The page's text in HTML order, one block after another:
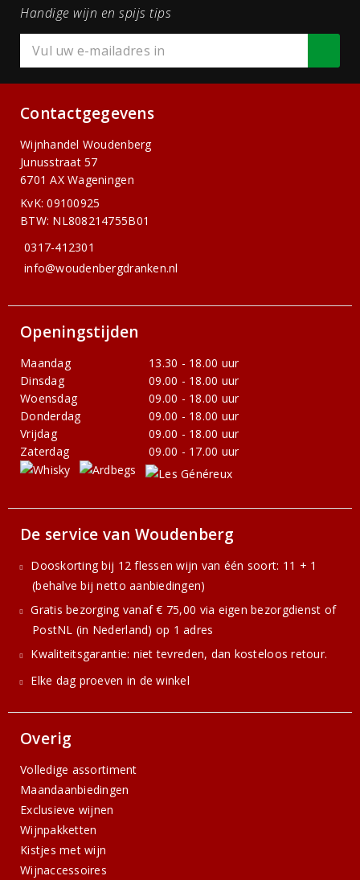
Handige wijn en spijs tips
Contactgegevens
Wijnhandel Woudenberg
Junusstraat 57
6701 AX Wageningen
KvK: 09100925
BTW: NL808214755B01
0317-412301
info@woudenbergdranken.nl
Openingstijden
Maandag
13.30 - 18.00 uur
Dinsdag
09.00 - 18.00 uur
Woensdag
09.00 - 18.00 uur
Donderdag
09.00 - 18.00 uur
Vrijdag
09.00 - 18.00 uur
Zaterdag
09.00 - 17.00 uur
De service van Woudenberg
Dooskorting bij 12 flessen wijn van één soort: 11 + 1
(behalve bij netto aanbiedingen)
Gratis bezorging vanaf € 75,00 via eigen bezorgdienst of
PostNL (in Nederland) op 1 adres
Kwaliteitsgarantie: niet tevreden, dan kosteloos retour.
Elke dag proeven in de winkel
Overig
Volledige assortiment
Maandaanbiedingen
Exclusieve wijnen
Wijnpakketten
Kistjes met wijn
Wijnaccessoires